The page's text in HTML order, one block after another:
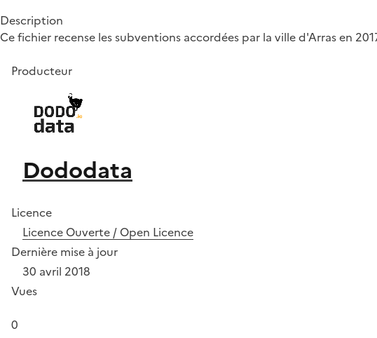
Description
Ce fichier recense les subventions accordées par la ville d'Arras en
Producteur
Dododata
Licence
Licence Ouverte / Open Licence
Dernière mise à jour
30 avril 2018
Vues
0